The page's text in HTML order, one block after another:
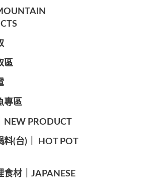
區
專區
NEW PRODUCT
料(台)｜ HOT POT
食材｜JAPANESE